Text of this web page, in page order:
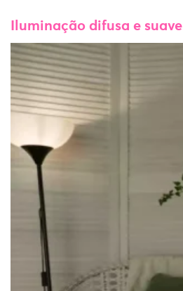
Iluminação difusa e suave